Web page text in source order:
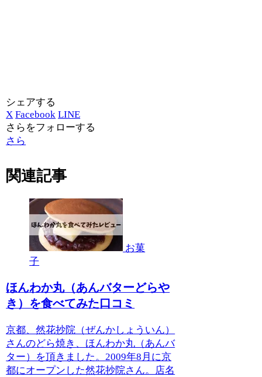
シェアする
X Facebook LINE
さらをフォローする
さら
関連記事
お菓
子
ほんわか丸（あんバターどらや
き）を食べてみた口コミ
京都、然花抄院（ぜんかしょういん）
さんのどら焼き、ほんわか丸（あんバ
ター）を頂きました。2009年8月に京
都にオープンした然花抄院さん。店名